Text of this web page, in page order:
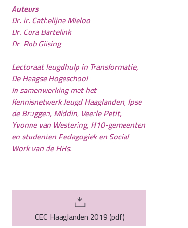
Auteurs
Dr. ir. Cathelijne Mieloo
Dr. Cora Bartelink
Dr. Rob Gilsing
Lectoraat Jeugdhulp in Transformatie,
De Haagse Hogeschool
In samenwerking met het
Kennisnetwerk Jeugd Haaglanden, Ipse
de Bruggen, Middin, Veerle Petit,
Yvonne van Westering, H10-gemeenten
en studenten Pedagogiek en Social
Work van de HHs.
CEO Haaglanden 2019(pdf)